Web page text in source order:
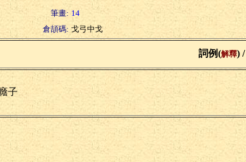
筆畫: 14
倉頡碼: 戈弓中戈
詞例(解釋) /
子